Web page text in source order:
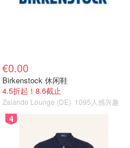
€0.00
Birkenstock 休闲鞋
4.5折起！8.6截止
Zalando Lounge (DE) 1095人感兴趣
4